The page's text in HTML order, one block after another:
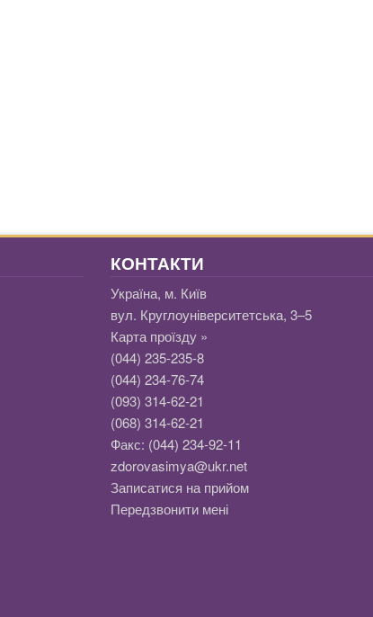
КОНТАКТИ
Україна, м. Київ
вул. Круглоуніверситетська, 3–5
Карта проїзду »
(044) 235-235-8
(044) 234-76-74
(093) 314-62-21
(068) 314-62-21
Факс: (044) 234-92-11
zdorovasimya@ukr.net
Записатися на прийом
Передзвонити мені